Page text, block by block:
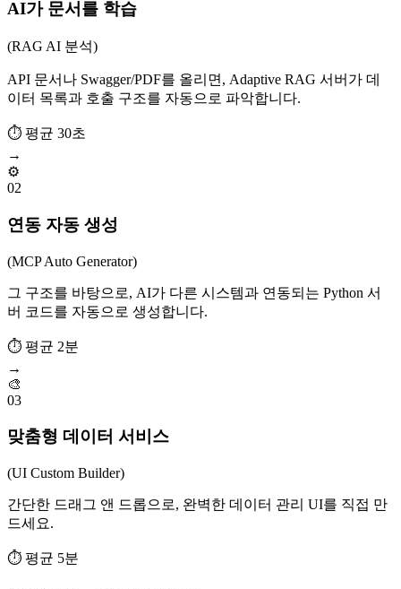
AI가 문서를 학습
(RAG AI 분석)
API 문서나 Swagger/PDF를 올리면, Adaptive RAG 서버가 데
이터 목록과 호출 구조를 자동으로 파악합니다.
⏱ 평균 30초
→
⚙️
02
연동 자동 생성
(MCP Auto Generator)
그 구조를 바탕으로, AI가 다른 시스템과 연동되는 Python 서
버 코드를 자동으로 생성합니다.
⏱ 평균 2분
→
🎨
03
맞춤형 데이터 서비스
(UI Custom Builder)
간단한 드래그 앤 드롭으로, 완벽한 데이터 관리 UI를 직접 만
드세요.
⏱ 평균 5분